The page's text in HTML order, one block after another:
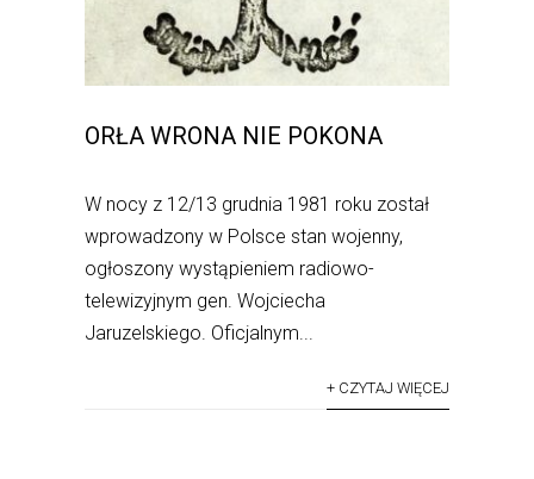
ORŁA WRONA NIE POKONA
W nocy z 12/13 grudnia 1981 roku został
wprowadzony w Polsce stan wojenny,
ogłoszony wystąpieniem radiowo-
telewizyjnym gen. Wojciecha
Jaruzelskiego. Oficjalnym...
+ CZYTAJ WIĘCEJ